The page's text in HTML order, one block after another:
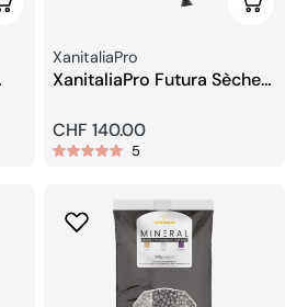
Fournisseur:
XanitaliaPro
XanitaliaPro Futura Sèche-
Prix
CHF 140.00
5